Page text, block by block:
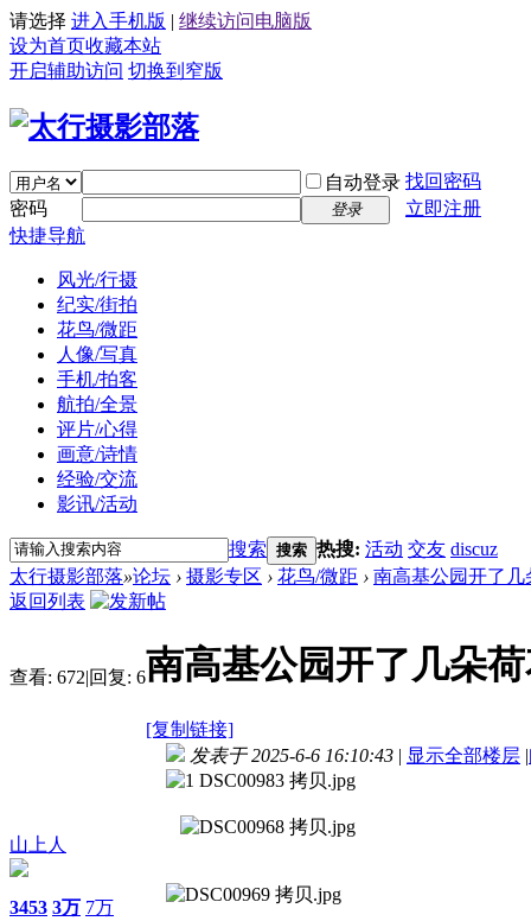
请选择 进入手机版 | 继续访问电脑版
设为首页收藏本站
开启辅助访问 切换到窄版
自动登录 找回密码
密码
登录
立即注册
快捷导航
风光/行摄
纪实/街拍
花鸟/微距
人像/写真
手机/拍客
航拍/全景
评片/心得
画意/诗情
经验/交流
影讯/活动
搜索 搜索 热搜: 活动 交友 discuz
太行摄影部落»论坛 › 摄影专区 › 花鸟/微距 › 南高基公园开了几
返回列表
查看: 672|回复: 6南高基公园开了几朵
[复制链接]
山上人
3453 3万 7万
发表于 2025-6-6 16:10:43 | 显示全部楼层 |